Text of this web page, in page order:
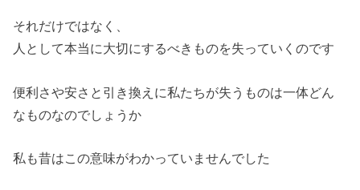
それだけではなく、
人として本当に大切にするべきものを失っていくのです
便利さや安さと引き換えに私たちが失うものは一体どん
なものなのでしょうか
私も昔はこの意味がわかっていませんでした